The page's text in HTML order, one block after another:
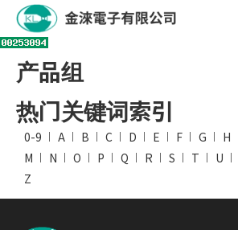
产品组
热门关键词索引
0-9 A B C D E F G H
M
N O P Q R S T U
Z